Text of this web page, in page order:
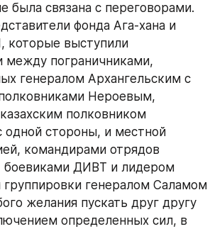
была связана с переговорами.
фонда Ага-хана и
которые выступили
между пограничниками,
генералом Архангельским с
Нероевым,
полковником
одной стороны, и местной
командирами отрядов
боевиками ДИВТ и лидером
группировки генералом Саламом
желания пускать друг другу
определенных сил, в